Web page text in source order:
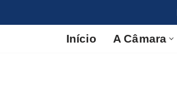
Início A Câmara